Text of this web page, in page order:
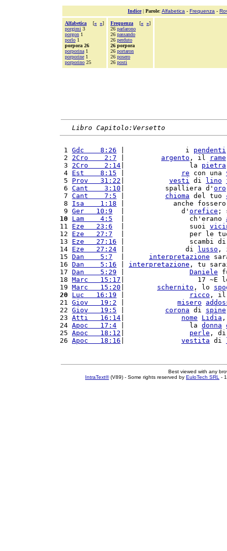
Indice| Parole: Alfabetica - Frequenza -
Alfabetica [« »]
porgimi 3
porgon 1
porlo 1
porpora 26
porporina 1
porporine 1
porporino 25
Frequenza [« »]
26 parlarono
26 passando
26 perduto
26 porpora
26 portaron
26 posero
26 posti
Libro Capitolo:Versetto
1 Gdc    8:26 |               i pendenti
2 2Cro    2:7 argento , il rame
3 2Cro    2:14 |                la pietra
4 Est    8:15 re con una
5 Prov   31:22 vesti di lino
6 Cant    3:10 |          spalliera d' oro
7 Cant    7:5 chioma del tuo
8 Isa    1:18 |            anche
9 Ger   10:9
  |              d'
orefice ;
10
Lam    4:5
  |                ch'erano
11 Eze   23:6
  |                suoi
12 Eze   27:7
|                per le
13 Eze   27:16 |                scambi
14 Eze   27:24 |               di lusso ,
15 Dan    5:7 interpretazione
16 Dan    5:16 interpretazione , tu
17 Dan    5:29 Daniele
18 Marc   15:17 |                  17 ~E
19 Marc   15:20 schernito , lo
20
Luc   16:19 ricco , il
21 Giov   19:2 misero
22 Giov   19:5 corona di spine
23 Atti   16:14 nome Lidia
24 Apoc   17:4 |                la donna
25 Apoc   18:12 perle ,
26 Apoc   18:16 vestita di
Best viewed with any
IntraText®(V89) - Some rights reserved by EuloTech SRL -